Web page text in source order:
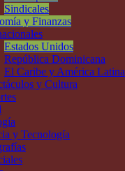
Sindicales
y Finanzas
Estados Unidos
República Dominicana
El Caribe y América Latina
y Cultura
y Tecnología